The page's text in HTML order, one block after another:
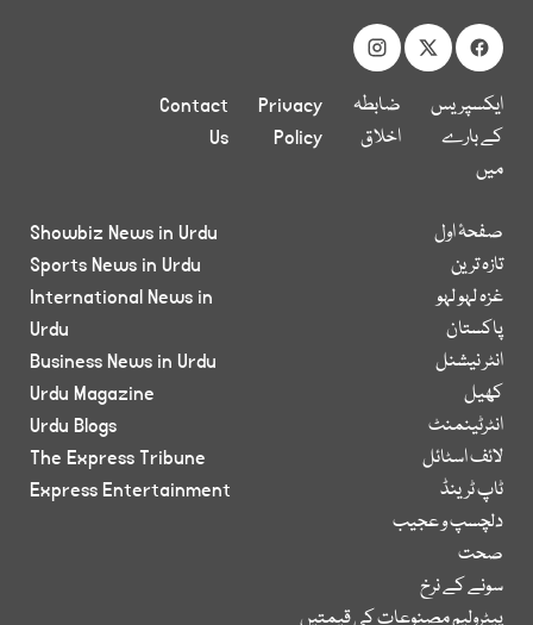
ایکسپریس
کے بارے
میں
ضابطہ
اخلاق
Privacy
Policy
Contact
Us
صفحۂ اول
تازہ ترین
غزہ لہو لہو
پاکستان
انٹر نیشنل
کھیل
انٹرٹینمنٹ
لائف اسٹائل
ٹاپ ٹرینڈ
دلچسپ و عجیب
صحت
سونے کے نرخ
پیٹرولیم مصنوعات کی قیمتیں
Showbiz News in Urdu
Sports News in Urdu
International News in
Urdu
Business News in Urdu
Urdu Magazine
Urdu Blogs
The Express Tribune
Express Entertainment